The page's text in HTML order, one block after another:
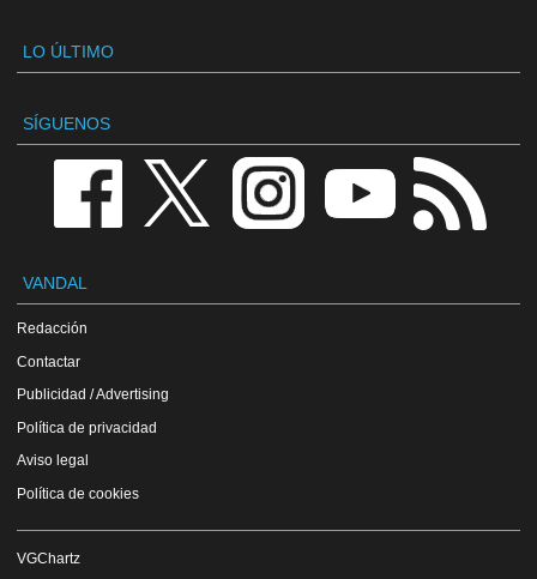
LO ÚLTIMO
SÍGUENOS
VANDAL
Redacción
Contactar
Publicidad / Advertising
Política de privacidad
Aviso legal
Política de cookies
VGChartz